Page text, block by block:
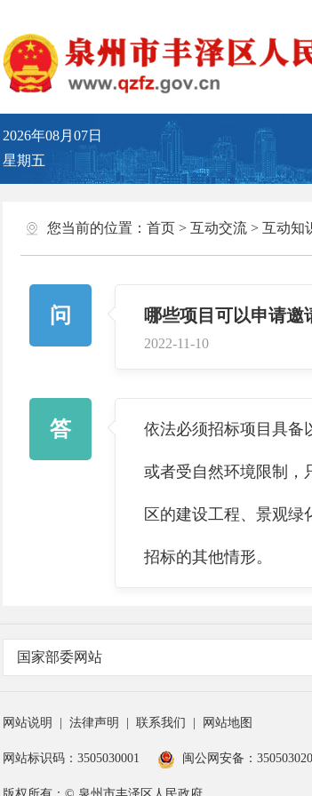
2026年08月07日
星期五
您当前的位置： 首页> 互动交流> 互动知
问 哪些项目可以申请邀
2022-11-10
答 依法必须招标项目具备
或者受自然环境限制，
区的建设工程、景观
招标的其他情形。
国家部委网站
网站说明 法律声明 联系我们 网站地图
网站标识码：3505030001 闽公网安备：